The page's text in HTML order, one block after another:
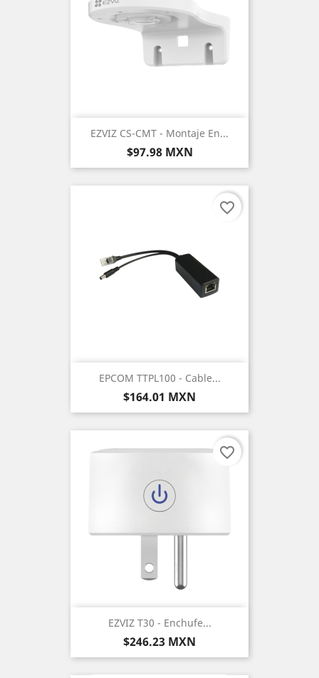
EZVIZ CS-CMT - Montaje En...
Precio
$97.98 MXN
EPCOM TTPL100 - Cable...
Precio
$164.01 MXN
favorite_border
EZVIZ T30 - Enchufe...
Precio
$246.23 MXN
favorite_border